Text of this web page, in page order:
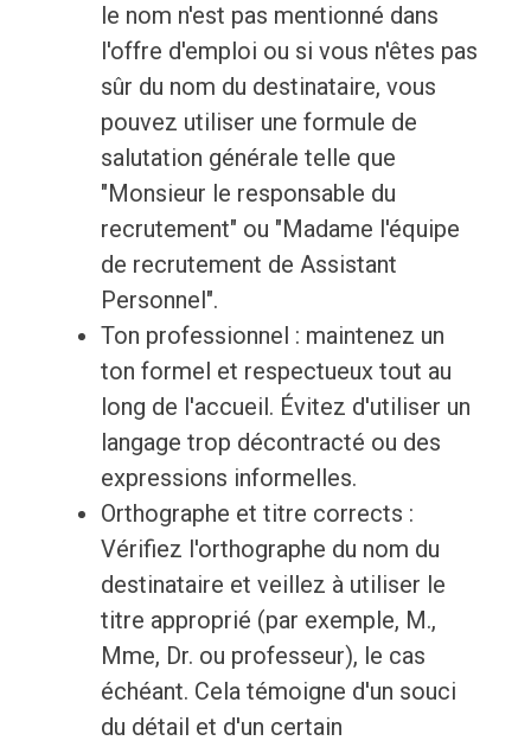
le nom n'est pas mentionné dans
l'offre d'emploi ou si vous n'êtes pas
sûr du nom du destinataire, vous
pouvez utiliser une formule de
salutation générale telle que
"Monsieur le responsable du
recrutement" ou "Madame l'équipe
de recrutement de Assistant
Personnel".
Ton professionnel : maintenez un
ton formel et respectueux tout au
long de l'accueil. Évitez d'utiliser un
langage trop décontracté ou des
expressions informelles.
Orthographe et titre corrects :
Vérifiez l'orthographe du nom du
destinataire et veillez à utiliser le
titre approprié (par exemple, M.,
Mme, Dr. ou professeur), le cas
échéant. Cela témoigne d'un souci
du détail et d'un certain